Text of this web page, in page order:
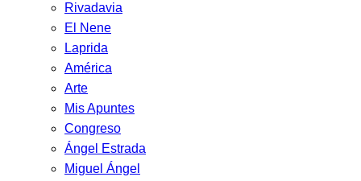
Rivadavia
El Nene
Laprida
América
Arte
Mis Apuntes
Congreso
Ángel Estrada
Miguel Ángel